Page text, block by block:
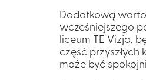
Dodatkową
wcześniejszego
liceum TE Vizja,
część
może być